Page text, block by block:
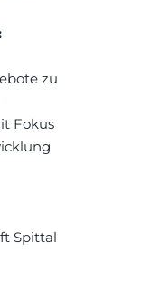
zu
Fokus
Spittal